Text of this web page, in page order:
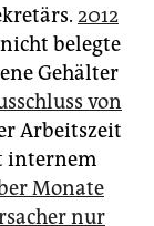
2012
belegte
Gehälter
von
Arbeitszeit
internem
Monate
nur